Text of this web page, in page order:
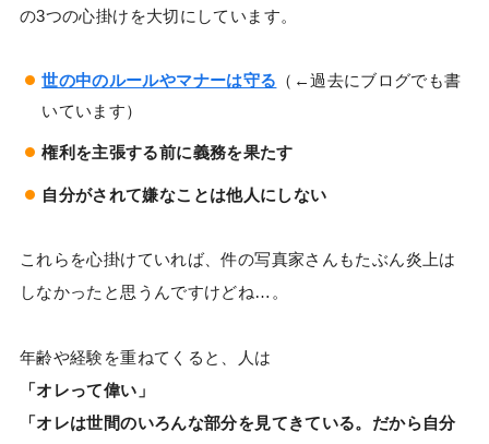
の3つの心掛けを大切にしています。
世の中のルールやマナーは守る （←過去にブログでも書
いています）
権利を主張する前に義務を果たす
自分がされて嫌なことは他人にしない
これらを心掛けていれば、件の写真家さんもたぶん炎上は
しなかったと思うんですけどね…。
年齢や経験を重ねてくると、人は
「オレって偉い」
「オレは世間のいろんな部分を見てきている。だから自分